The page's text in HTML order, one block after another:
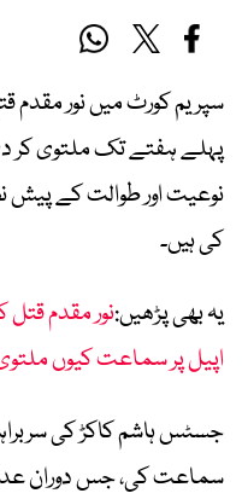
سپریم کورٹ میں نور
پہلے ہفتے تک ملتوی
نوعیت اور طوالت کے پیش
کی ہیں۔
یہ بھی پڑھیں:نور مقدم قتل
اپیل پر سماعت کیوں
سماعت کی، جس دوران